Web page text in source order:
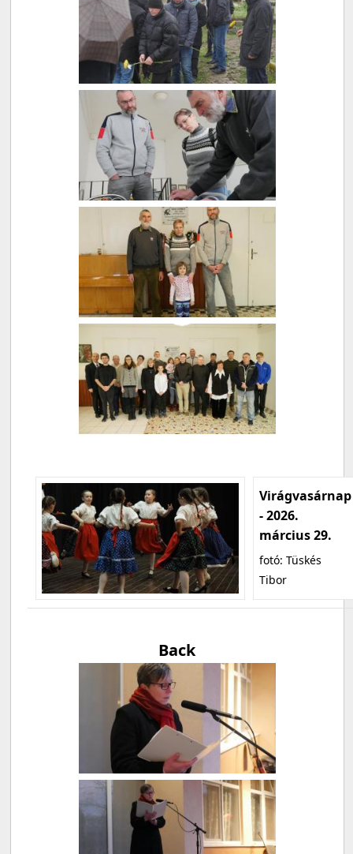
Virágvasárnap
- 2026.
március 29.
fotó: Tüskés
Tibor
Back